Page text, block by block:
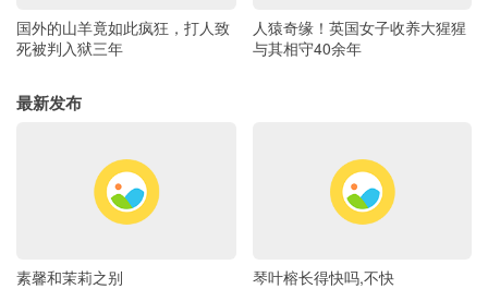
国外的山羊竟如此疯狂，打人致
死被判入狱三年
人猿奇缘！英国女子收养大猩猩
与其相守40余年
最新发布
素馨和茉莉之别 琴叶榕长得快吗,不快